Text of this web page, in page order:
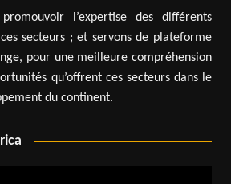
l’expertise des différents
secteurs ; et servons de plateforme
pour une meilleure compréhension
qu’offrent ces secteurs dans le
du continent.